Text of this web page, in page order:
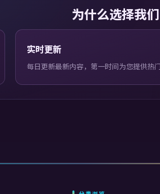
为什么选择我们
实时更新
每日更新最新内容，第一时间为您提供热